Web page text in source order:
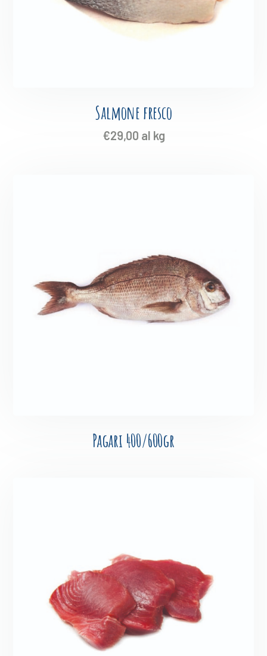
Salmone fresco
€29,00 al kg
Pagari 400/600gr